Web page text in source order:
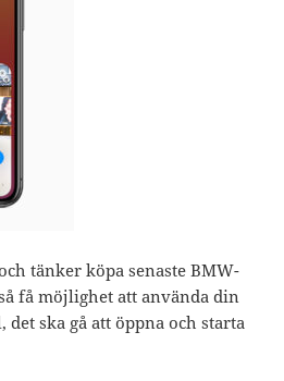
tänker köpa senaste BMW-
få möjlighet att använda din
ska gå att öppna och starta